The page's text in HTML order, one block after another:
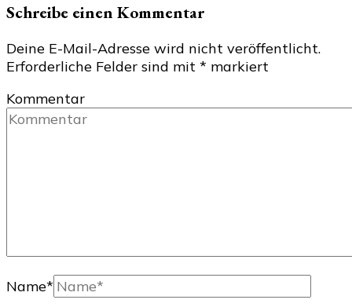
Schreibe einen Kommentar
Deine E-Mail-Adresse wird nicht veröffentlicht.
Erforderliche Felder sind mit * markiert
Kommentar
Name*